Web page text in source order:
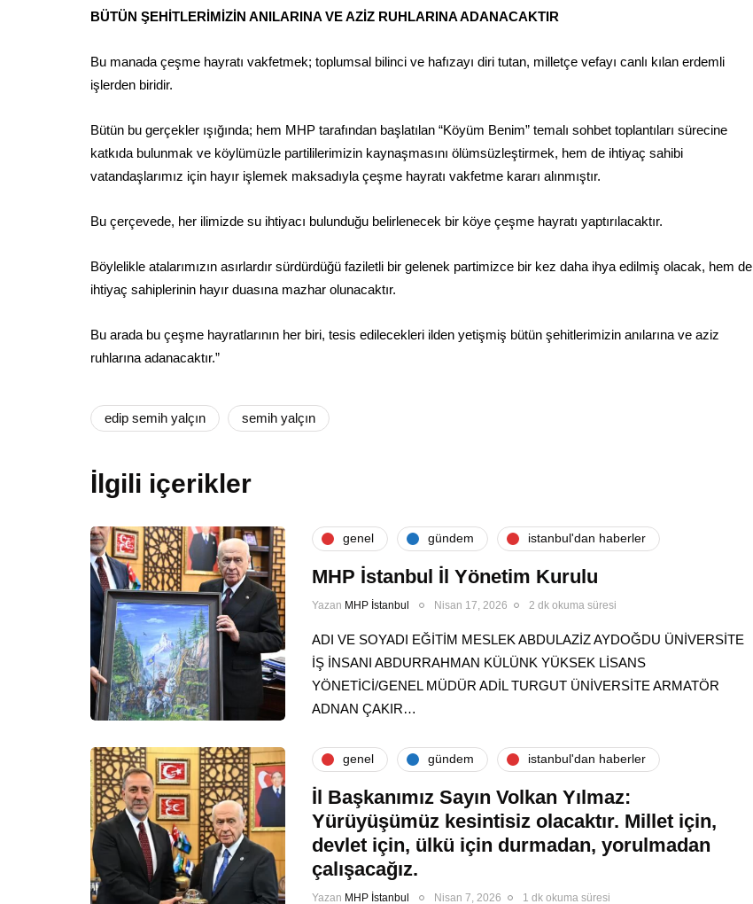
BÜTÜN ŞEHİTLERİMİZİN ANILARINA VE AZİZ RUHLARINA ADANACAKTIR
Bu manada çeşme hayratı vakfetmek; toplumsal bilinci ve hafızayı diri tutan, milletçe vefayı canlı kılan erdemli
işlerden biridir.
Bütün bu gerçekler ışığında; hem MHP tarafından başlatılan “Köyüm Benim” temalı sohbet toplantıları sürecine
katkıda bulunmak ve köylümüzle partililerimizin kaynaşmasını ölümsüzleştirmek, hem de ihtiyaç sahibi
vatandaşlarımız için hayır işlemek maksadıyla çeşme hayratı vakfetme kararı alınmıştır.
Bu çerçevede, her ilimizde su ihtiyacı bulunduğu belirlenecek bir köye çeşme hayratı yaptırılacaktır.
Böylelikle atalarımızın asırlardır sürdürdüğü faziletli bir gelenek partimizce bir kez daha ihya edilmiş olacak, hem de
ihtiyaç sahiplerinin hayır duasına mazhar olunacaktır.
Bu arada bu çeşme hayratlarının her biri, tesis edilecekleri ilden yetişmiş bütün şehitlerimizin anılarına ve aziz
ruhlarına adanacaktır.”
edip semih yalçın semih yalçın
İlgili içerikler
genel gündem i̇stanbul'dan haberler
MHP İstanbul İl Yönetim Kurulu
Yazan MHP İstanbul Nisan 17, 2026 2 dk okuma süresi
ADI VE SOYADI EĞİTİM MESLEK ABDULAZİZ AYDOĞDU ÜNİVERSİTE
İŞ İNSANI ABDURRAHMAN KÜLÜNK YÜKSEK LİSANS
YÖNETİCİ/GENEL MÜDÜR ADİL TURGUT ÜNİVERSİTE ARMATÖR
ADNAN ÇAKIR…
genel gündem i̇stanbul'dan haberler
İl Başkanımız Sayın Volkan Yılmaz:
Yürüyüşümüz kesintisiz olacaktır. Millet için,
devlet için, ülkü için durmadan, yorulmadan
çalışacağız.
Yazan MHP İstanbul Nisan 7, 2026 1 dk okuma süresi